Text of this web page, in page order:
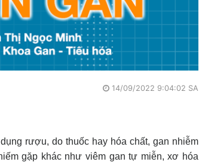
14/09/2022 9:04:02 SA
rượu, do thuốc hay hóa chất, gan nhiễm
gặp khác như viêm gan tự miễn, xơ hóa